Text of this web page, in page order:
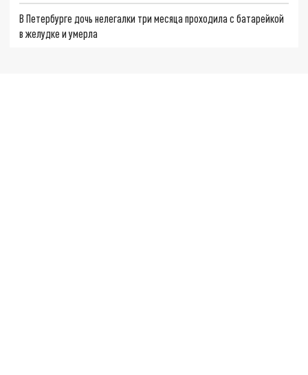
В Петербурге дочь нелегалки три месяца проходила с батарейкой
в желудке и умерла